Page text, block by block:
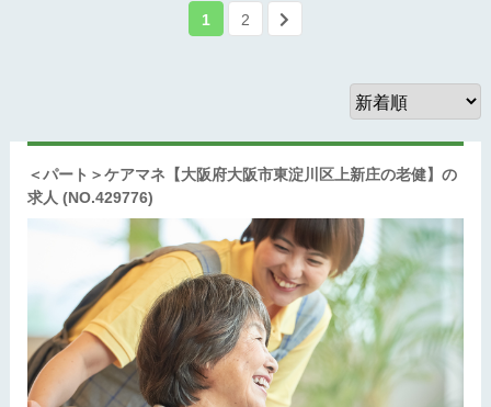
1 2
＜パート＞ケアマネ【大阪府大阪市東淀川区上新庄の老健】の
求人 (NO.429776)